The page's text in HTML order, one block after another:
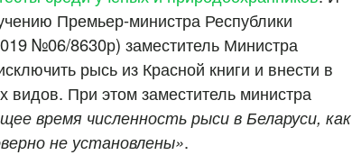
Премьер-министра Республики
№06/8630р) заместитель Министра
рысь из Красной книги и внести в
видов. При этом заместитель министра
время численность рыси в Беларуси, как
не установлены».